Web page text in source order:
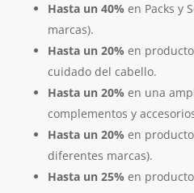
Hasta un 40% en Packs y
marcas).
Hasta un 20% en
cuidado del cabello.
Hasta un 20% en una
complementos y
Hasta un 20% en
diferentes marcas).
Hasta un 25% en